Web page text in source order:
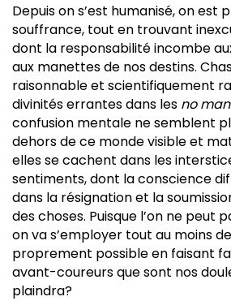
Depuis on s’est humanisé, on est
souffrance, tout en trouvant
dont la responsabilité incombe
aux manettes de nos destins.
raisonnable et scientifiquement
divinités errantes dans les no
confusion mentale ne semblent
dehors de ce monde visible et
elles se cachent dans les
sentiments, dont la conscience
dans la résignation et la
des choses. Puisque l’on ne peut
on va s’employer tout au moins
proprement possible en faisant
avant-coureurs que sont nos
plaindra?